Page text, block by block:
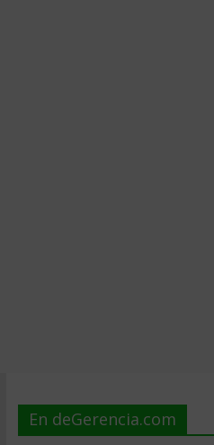
En deGerencia.com